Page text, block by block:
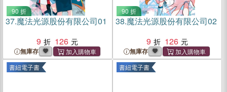
90 折
37.魔法光源股份有限公司01
9
126
無庫存
90 折
38.魔法光源股份有限公司02
9
126
無庫存
書紐電子書 書紐電子書